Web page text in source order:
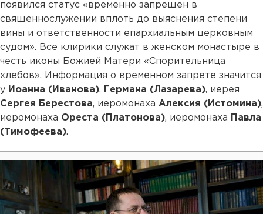
появился статус «временно запрещен в
священнослужении вплоть до выяснения степени
вины и ответственности епархиальным церковным
судом». Все клирики служат в женском монастыре в
честь иконы Божией Матери «Спорительница
хлебов». Информация о временном запрете значится
у Иоанна (Иванова), Германа (Лазарева), иерея
Сергея Берестова, иеромонаха Алексия (Истомина),
иеромонаха Ореста (Платонова), иеромонаха
Павла
(Тимофеева).